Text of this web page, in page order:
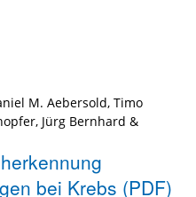
M. Aebersold, Timo
Jürg Bernhard &
bei Krebs (PDF)